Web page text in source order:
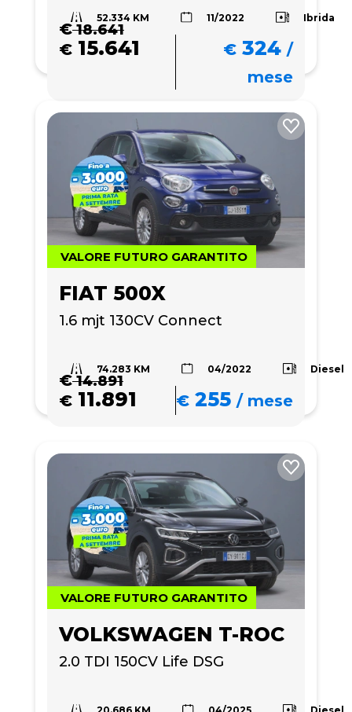
52.334 KM 11/2022 Ibrida
€18.641
€ 15.641 € 324 /
mese
VALORE FUTURO GARANTITO
FIAT 500X
1.6 mjt 130CV Connect
74.283 KM 04/2022 Diesel
€14.891
€ 11.891 € 255 /mese
VALORE FUTURO GARANTITO
VOLKSWAGEN T-ROC
2.0 TDI 150CV Life DSG
20.686 KM